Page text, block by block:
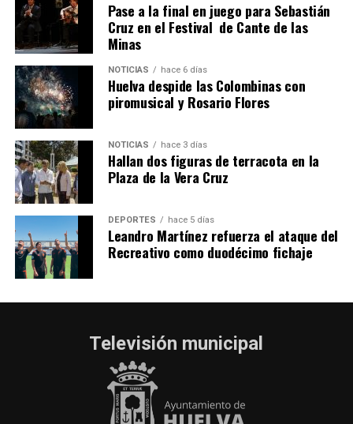
SEXTA CORRIDA DE LAS FIESTAS COLOMBINAS
2026
hace 6 días· Huelvatv
Pase a la final en juego para Sebastián
Cruz en el Festival de Cante de las
Minas
NOTICIAS hace 6 días
Huelva despide las Colombinas con
piromusical y Rosario Flores
NOTICIAS hace 3 días
Hallan dos figuras de terracota en la
Plaza de la Vera Cruz
DEPORTES hace 5 días
Leandro Martínez refuerza el ataque del
Recreativo como duodécimo fichaje
Televisión municipal